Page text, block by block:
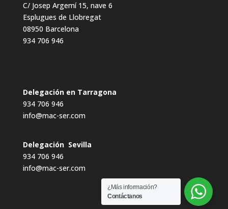
C/ Josep Argemí 15, nave 6
Esplugues de Llobregat
08950 Barcelona
934 706 946
Delegación en Tarragona
934 706 946
info@mac-ser.com
Delegación Sevilla
934 706 946
info@mac-ser.com
¿Más información?
Contáctanos